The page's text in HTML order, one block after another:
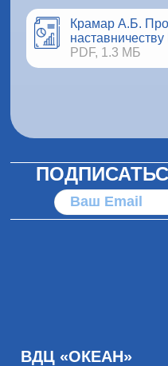
Крамар А.Б.
PDF, 1.3 МБ
ВДЦ «ОКЕАН»